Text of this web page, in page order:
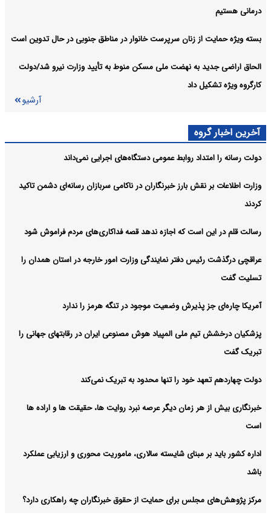
درمانی هستیم
بسته ویژه حمایت از زنان سرپرست خانوار در مناطق جنوبی در حال تدوین است
الحاق اراضی جدید به نهضت ملی مسکن منوط به تأیید وزارت نیرو شد/دولت
کارگروه ویژه تشکیل داد
آرشیو
آخرین اخبار گروه
دولت رسانه را امتداد روابط عمومی دستگاه‌های اجرایی نمی‌داند
وزارت اطلاعات بر نقش بارز خبرنگاران در ناکامی سربازان رسانه‌ای دشمن تاکید
کردند
رسالت قلم در این است که اجازه ندهد قصه‌ فداکاری‌های مردم فراموش شود
عراقچی درگذشت رئیس دفتر نمایندگی وزارت امور خارجه در استان همدان را
تسلیت گفت
آمریکا چاره‌ای جز پذیرش وضعیت موجود در تنگه هرمز را ندارد
پزشکیان درخشش تیم ملی المپیاد هوش مصنوعی ایران در رقابتهای جهانی را
تبریک گفت
دولت چهاردهم تعهد خود را تنها محدود به تبریک نمی‌کند
خبرنگاری بیش از هر زمان دیگر عرصه نبرد روایت ها، حقیقت ها و اراده ها
است
اداره کشور باید بر مبنای شایسته سالاری، ماموریت محوری و ارزیابی عملکرد
باشد
مرکز پژوهش‌های مجلس برای حمایت از حقوق خبرنگاران چه راهکاری دارد؟